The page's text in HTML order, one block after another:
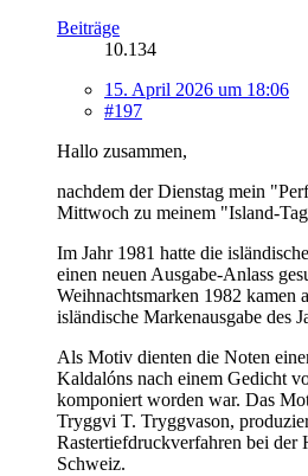
Beiträge
10.134
15. April 2026 um 18:06
#197
Hallo zusammen,
nachdem der Dienstag mein
Mittwoch zu meinem "Island-
Im Jahr 1981 hatte die
einen neuen Ausgabe-Anlass
Weihnachtsmarken 1982 kamen
isländische Markenausgabe des
Als Motiv dienten die Noten
Kaldalóns nach einem Gedicht
komponiert worden war. Das
Tryggvi T. Tryggvason,
Rastertiefdruckverfahren bei
Schweiz.